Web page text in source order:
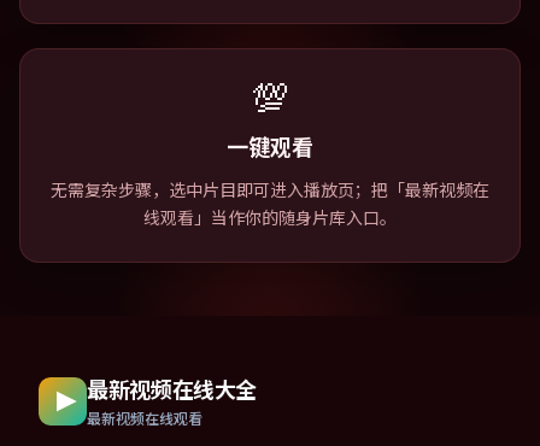
💯
一键观看
无需复杂步骤，选中片目即可进入播放页；把「最新视频在
线观看」当作你的随身片库入口。
最新视频在线大全
最新视频在线观看